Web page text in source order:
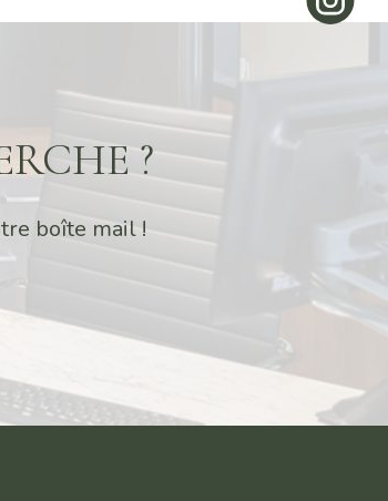
?
boîte mail !